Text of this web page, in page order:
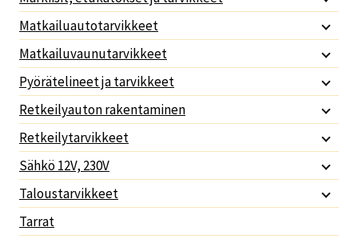
Matkailuautotarvikkeet
Matkailuvaunutarvikkeet
Pyörätelineet ja tarvikkeet
Retkeilyauton rakentaminen
Retkeilytarvikkeet
Sähkö 12V, 230V
Taloustarvikkeet
Tarrat